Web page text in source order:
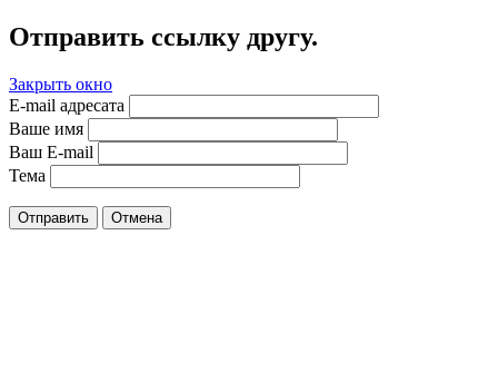
Отправить ссылку другу.
Закрыть окно
E-mail адресата
Ваше имя
Ваш E-mail
Тема
Отправить Отмена